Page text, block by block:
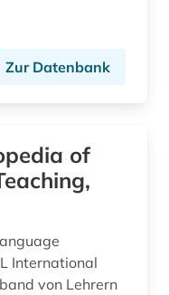
Zur Datenbank
of
International
von Lehrern